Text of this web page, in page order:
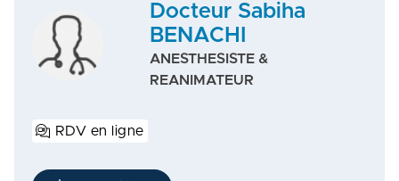
Docteur Sabiha
BENACHI
ANESTHESISTE &
REANIMATEUR
RDV en ligne